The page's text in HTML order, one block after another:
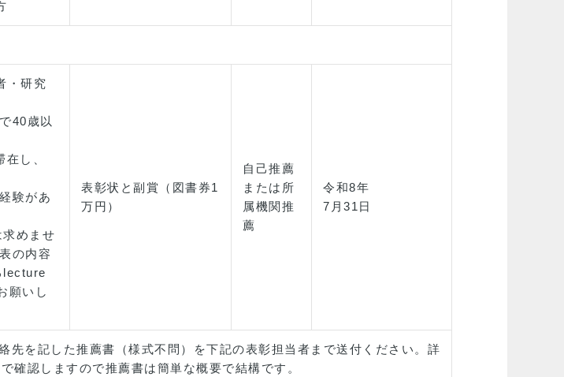
・研究
40歳以
し、
験があ
めませ
の内容
lecture
願いし
表彰状と副賞（図書券1
万円）
自己推薦
または所
属機関推
薦
令和8年
7月31日
を記した推薦書（様式不問）を下記の表彰担当者まで送付ください。詳
確認しますので推薦書は簡単な概要で結構です。